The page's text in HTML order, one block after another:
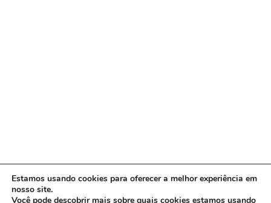
Estamos usando cookies para oferecer a melhor experiência em
nosso site.
Você pode descobrir mais sobre quais cookies estamos usando